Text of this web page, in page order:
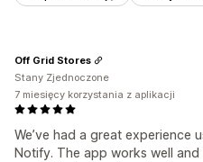
We’ve had a great experience
Notify. The app works well
Off Grid Stores
Stany Zjednoczone
7 miesięcy korzystania z aplikacji